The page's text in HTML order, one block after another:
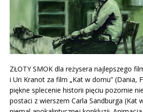
ZŁOTY SMOK dla reżysera najlepszego
i Uri Kranot za film „Kat w domu” (Dania,
piękne splecenie historii pięciu pozornie
postaci z wierszem Carla Sandburga (Kat